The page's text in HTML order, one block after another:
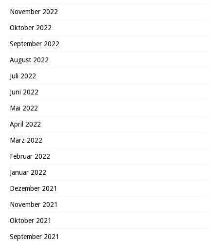
November 2022
Oktober 2022
September 2022
August 2022
Juli 2022
Juni 2022
Mai 2022
April 2022
März 2022
Februar 2022
Januar 2022
Dezember 2021
November 2021
Oktober 2021
September 2021